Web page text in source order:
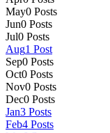
May0 Posts
Jun0 Posts
Jul0 Posts
Aug1 Post
Sep0 Posts
Oct0 Posts
Nov0 Posts
Dec0 Posts
Jan3 Posts
Feb4 Posts